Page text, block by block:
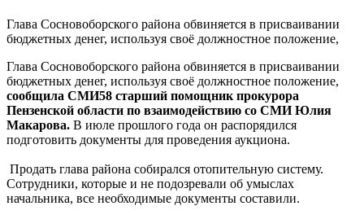
Глава Сосновоборского района обвиняется в присваивании
бюджетных денег, используя своё должностное положение,
Глава Сосновоборского района обвиняется в присваивании
бюджетных денег, используя своё должностное положение,
сообщила СМИ58 старший помощник прокурора
Пензенской области по взаимодействию со СМИ Юлия
Макарова. В июле прошлого года он распорядился
подготовить документы для проведения аукциона.
Продать глава района собирался отопительную систему.
Сотрудники, которые и не подозревали об умыслах
начальника, все необходимые документы составили.